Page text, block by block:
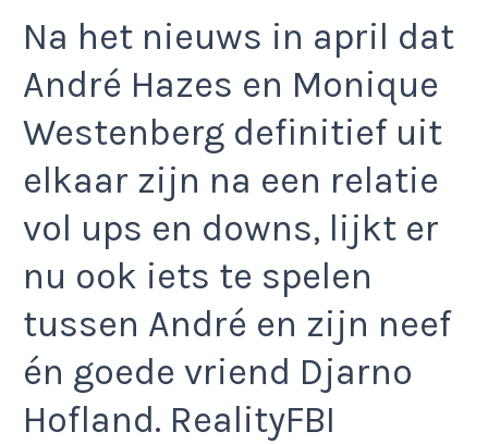
Na het nieuws in april dat
André Hazes en Monique
Westenberg definitief uit
elkaar zijn na een relatie
vol ups en downs, lijkt er
nu ook iets te spelen
tussen André en zijn neef
én goede vriend Djarno
Hofland. RealityFBI